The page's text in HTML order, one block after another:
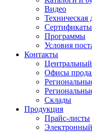
Видео
Техническая
Сертификаты
Программы
Условия
Контакты
Офисы
Склады
Продукция
Прайс-листы
Электронный